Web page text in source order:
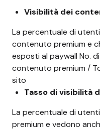
Visibilità dei
La percentuale di
contenuto premium e
esposti al paywall No.
contenuto premium /
sito
Tasso di visibilità
La percentuale di
premium e vedono